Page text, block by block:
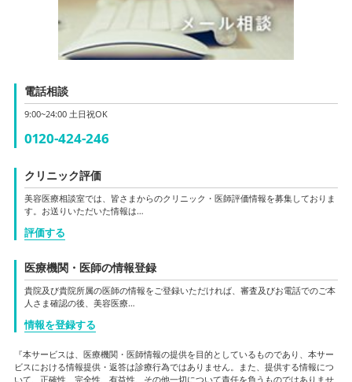
電話相談
9:00~24:00 土日祝OK
0120-424-246
クリニック評価
美容医療相談室では、皆さまからのクリニック・医師評価情報を募集しておりま
す。お送りいただいた情報は…
評価する
医療機関・医師の情報登録
貴院及び貴院所属の医師の情報をご登録いただければ、審査及びお電話でのご本
人さま確認の後、美容医療…
情報を登録する
『本サービスは、医療機関・医師情報の提供を目的としているものであり、本サー
ビスにおける情報提供・返答は診療行為ではありません。また、提供する情報につ
いて、正確性、完全性、有益性、その他一切について責任を負うものではありませ